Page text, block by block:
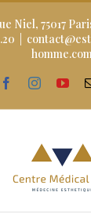
Niel, 75017
facebookinstagram